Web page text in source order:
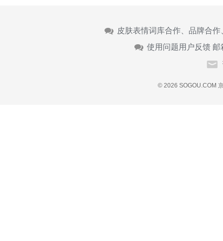
皮肤表情词库合作、品牌合
使用问题用户反馈 邮
© 2026 SOGOU.COM